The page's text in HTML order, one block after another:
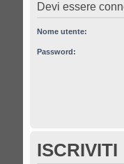
Devi essere
Nome utente:
Password:
ISCRIVITI